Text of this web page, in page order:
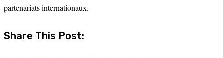
partenariats internationaux.
Share This Post: